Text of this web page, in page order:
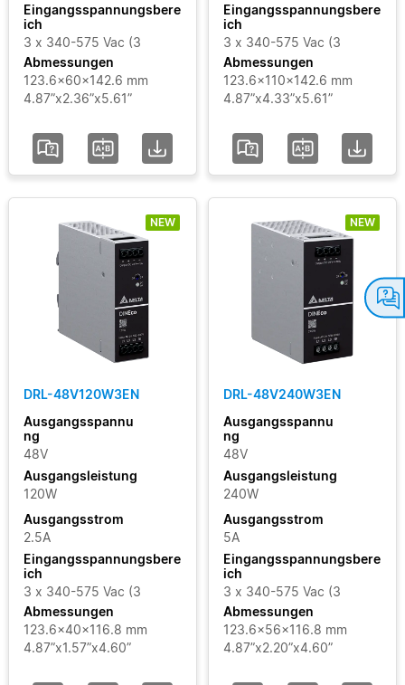
Eingangsspannungsbere
ich
3 x 340-575 Vac (3
Abmessungen
123.6x60x142.6 mm
4.87”x2.36”x5.61”
Eingangsspannungsbere
ich
3 x 340-575 Vac (3
Abmessungen
123.6x110x142.6 mm
4.87”x4.33”x5.61”
NEW
DRL-48V120W3EN
Ausgangsspannu
ng
48V
Ausgangsleistung
120W
Ausgangsstrom
2.5A
Eingangsspannungsbere
ich
3 x 340-575 Vac (3
Abmessungen
123.6x40x116.8 mm
4.87”x1.57”x4.60”
NEW
DRL-48V240W3EN
Ausgangsspannu
ng
48V
Ausgangsleistung
240W
Ausgangsstrom
5A
Eingangsspannungsbere
ich
3 x 340-575 Vac (3
Abmessungen
123.6x56x116.8 mm
4.87”x2.20”x4.60”